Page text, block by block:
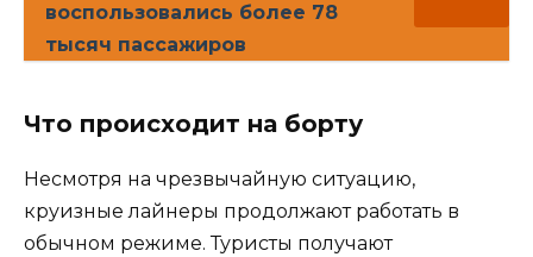
воспользовались более 78
тысяч пассажиров
Что происходит на борту
Несмотря на чрезвычайную ситуацию,
круизные лайнеры продолжают работать в
обычном режиме. Туристы получают